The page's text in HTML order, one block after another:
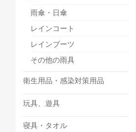
雨傘・日傘
レインコート
レインブーツ
その他の雨具
衛生用品・感染対策用品
玩具、遊具
寝具・タオル